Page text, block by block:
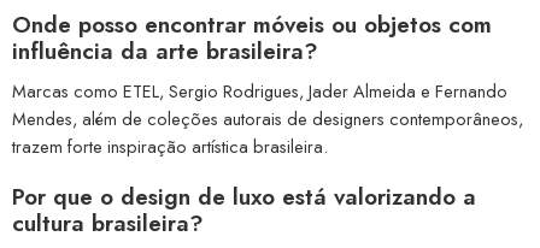
Onde posso encontrar móveis ou objetos com
influência da arte brasileira?
Marcas como ETEL, Sergio Rodrigues, Jader Almeida e Fernando
Mendes, além de coleções autorais de designers contemporâneos,
trazem forte inspiração artística brasileira.
Por que o design de luxo está valorizando a
cultura brasileira?